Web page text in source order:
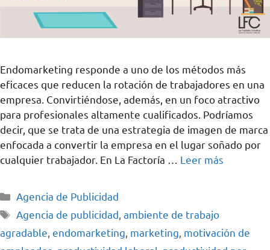
Endomarketing responde a uno de los métodos más
eficaces que reducen la rotación de trabajadores en una
empresa. Convirtiéndose, además, en un foco atractivo
para profesionales altamente cualificados. Podríamos
decir, que se trata de una estrategia de imagen de marca
enfocada a convertir la empresa en el lugar soñado por
cualquier trabajador. En La Factoría … Leer más
Agencia de Publicidad
Agencia de publicidad,ambiente de trabajo
agradable, endomarketing, marketing, motivación de